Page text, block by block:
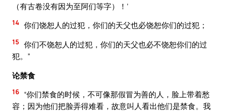
（有古卷没有因为至阿们等字）！’
14 你们饶恕人的过犯，你们的天父也必饶恕你们的过犯；
15 你们不饶恕人的过犯，你们的天父也必不饶恕你们的过
犯。”
论禁食
16 “你们禁食的时候，不可像那假冒为善的人，脸上带着愁
容；因为他们把脸弄得难看，故意叫人看出他们是禁食。我